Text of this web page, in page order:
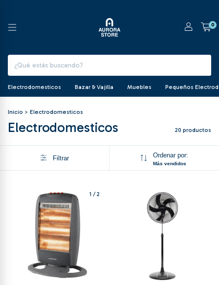
0
Electrodomesticos Bazar & Vajilla Muebles Pequeños
Inicio > Electrodomesticos
Electrodomesticos 20 productos
Filtrar Ordenar por:
Más vendidos
1 /2